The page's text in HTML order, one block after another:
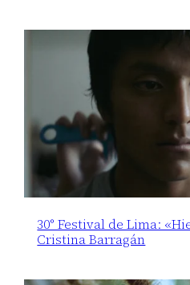
30° Festival de Lima:
Cristina Barragán